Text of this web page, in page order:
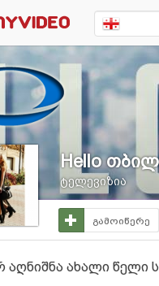
Hello
ტელევიზია
გამოიწერე
ახალი წელი